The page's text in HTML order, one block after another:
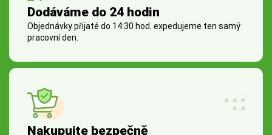
Dodáváme do 24 hodin
Objednávky přijaté do 14:30 hod. expedujeme ten samý
pracovní den.
Nakupujte bezpečně